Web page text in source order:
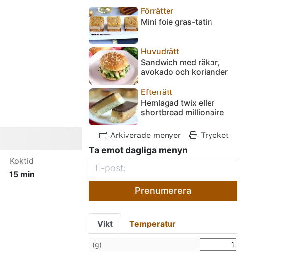
Koktid
15 min
Förrätter
Mini foie gras-tatin
Huvudrätt
Sandwich med räkor,
avokado och koriander
Efterrätt
Hemlagad twix eller
shortbread millionaire
Arkiverade menyer Trycket
Ta emot dagliga menyn
Prenumerera
Vikt Temperatur
(g)